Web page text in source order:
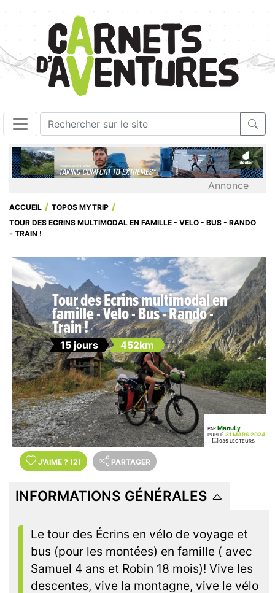
Annonce
ACCUEIL
TOPOS MYTRIP
TOUR DES ECRINS MULTIMODAL EN FAMILLE - VELO - BUS - RANDO
- TRAIN !
Tour des Ecrins multimodal en
famille - Velo - Bus - Rando -
Train !
15 jours 452km
PAR ManuLy
PUBLIÉ 31 MARS 2024
935 LECTEURS
J'AIME ? (2) PARTAGER
INFORMATIONS GÉNÉRALES
Le tour des Écrins en vélo de voyage et
bus (pour les montées) en famille ( avec
Samuel 4 ans et Robin 18 mois)! Vive les
descentes, vive la montagne, vive le vélo